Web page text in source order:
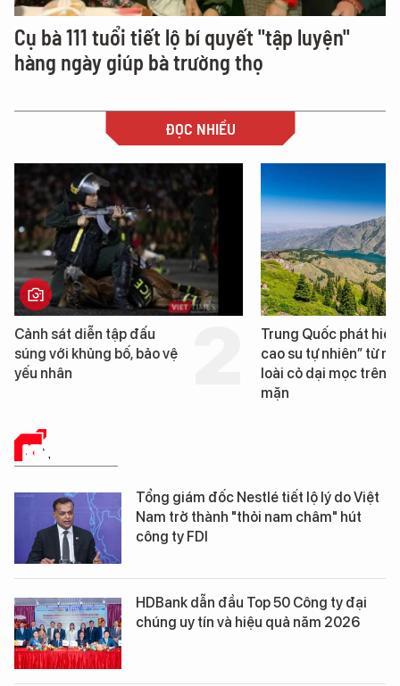
Cụ bà 111 tuổi tiết lộ bí quyết "tập luyện"
hàng ngày giúp bà trường thọ
ĐỌC NHIỀU
sát diễn tập đấu
với khủng bố, bảo vệ
nhân
Trung Quốc phát hiện “mỏ
cao su tự nhiên” từ một
loài cỏ dại mọc trên đất
KINH TẾ SỐ
Tổng giám đốc Nestlé tiết lộ lý do Việt
Nam trở thành "thỏi nam châm" hút
công ty FDI
HDBank dẫn đầu Top 50 Công ty đại
chúng uy tín và hiệu quả năm 2026